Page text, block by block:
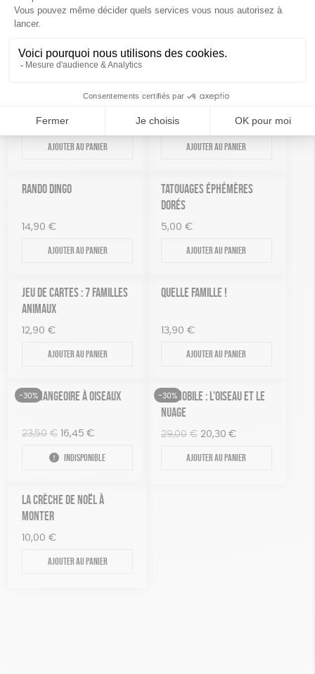
14,90
25,90 €
Ajouter au panier
15,95
Ajouter au panier
RANDO DINGO
14,90 €
Ajouter au panier
TATOUAGES ÉPHÉMÈRES
DORÉS
5,00 €
Ajouter au panier
JEU DE CARTES : 7 FAMILLES
ANIMAUX
12,90 €
Ajouter au panier
QUELLE FAMILLE !
13,90 €
Ajouter au panier
-30%
KIT MANGEOIRE À OISEAUX
23,50 € Le
initial
23,50€.
16,45 €Le
actuel
16,45€.
Indisponible
-30%
KIT MOBILE : L’OISEAU ET LE
NUAGE
29,00 € Le
initial
20,30 €Le
actuel
Ajouter au panier
LA CRÈCHE DE NOËL À
MONTER
10,00 €
Ajouter au panier